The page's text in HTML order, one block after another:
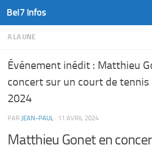
Skip to content
Bel7 Infos
A LA UNE
Événement inédit : Matthieu
concert sur un court de tennis
2024
PAR JEAN-PAUL · 11 AVRIL 2024
Matthieu Gonet en